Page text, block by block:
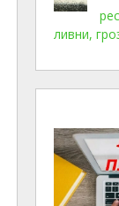
ливни,